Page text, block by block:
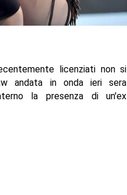
licenziati non si
andata in onda ieri sera
la presenza di un'ex